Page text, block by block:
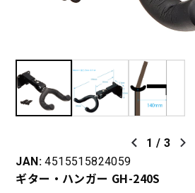
1 / 3
JAN: 4515515824059
ギター・ハンガー GH-240S